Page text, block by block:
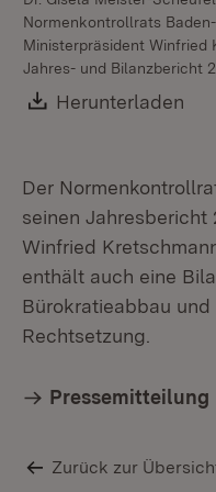
Normenkontrollrats
Ministerpräsident Winfried
Jahres- und Bilanzbericht
Download:
Herunterladen
Der
seinen Jahresbericht
Winfried
enthält auch eine
Bürokratieabbau
Rechtsetzung.
Pressemitteilung
Zurück zur